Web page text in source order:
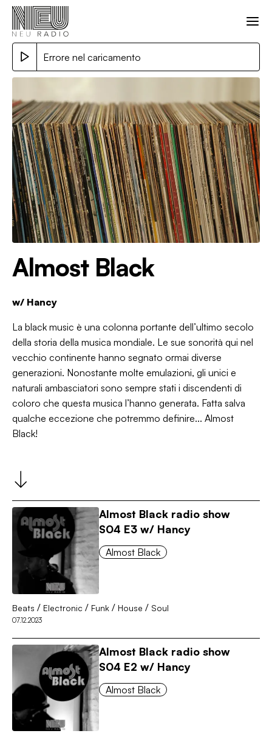
Errore nel caricamento
Almost Black
w/ Hancy
La black music è una colonna portante dell’ultimo secolo
della storia della musica mondiale. Le sue sonorità qui nel
vecchio continente hanno segnato ormai diverse
generazioni. Nonostante molte emulazioni, gli unici e
naturali ambasciatori sono sempre stati i discendenti di
coloro che questa musica l’hanno generata. Fatta salva
qualche eccezione che potremmo definire... Almost
Black!
Almost Black radio show
S04 E3 w/ Hancy
Almost Black
Beats / Electronic / Funk / House / Soul
07.12.2023
Almost Black radio show
S04 E2 w/ Hancy
Almost Black